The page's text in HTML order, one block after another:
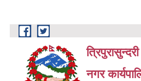
Skip to main content
नगर